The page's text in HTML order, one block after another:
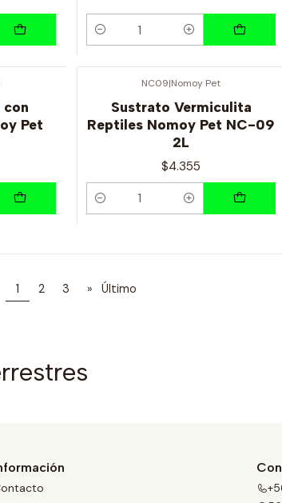
Cantidad
con
Pet
NC09|Nomoy Pet
Sustrato Vermiculita
Reptiles Nomoy Pet NC-09
2L
$4.355
Cantidad
1 2 3 » Último